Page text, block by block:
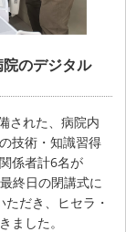
のデジタル
された、病院内
技術・知識習得
係者計6名が
終日の閉講式に
だき、ヒセラ・
ました。